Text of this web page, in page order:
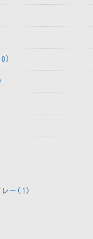
レー(1)